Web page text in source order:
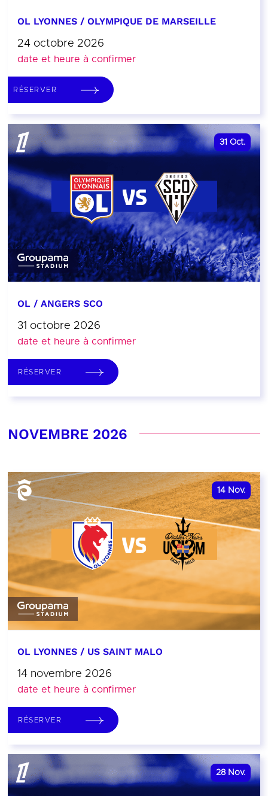
OL LYONNES / OLYMPIQUE DE MARSEILLE
24 octobre 2026
date et heure à confirmer
RÉSERVER
31 Oct.
OL / ANGERS SCO
31 octobre 2026
date et heure à confirmer
RÉSERVER
NOVEMBRE 2026
14 Nov.
OL LYONNES / US SAINT MALO
14 novembre 2026
date et heure à confirmer
RÉSERVER
28 Nov.